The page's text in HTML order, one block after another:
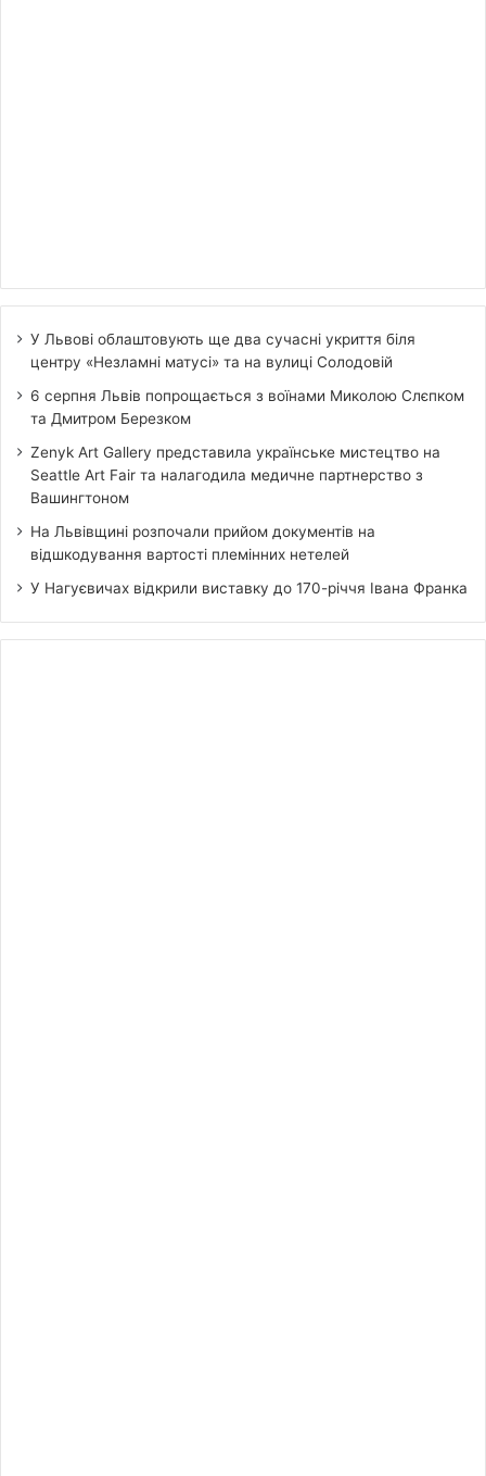
У Львові облаштовують ще два сучасні укриття біля
центру «Незламні матусі» та на вулиці Солодовій
6 серпня Львів попрощається з воїнами Миколою Слєпком
та Дмитром Березком
Zenyk Art Gallery представила українське мистецтво на
Seattle Art Fair та налагодила медичне партнерство з
Вашингтоном
На Львівщині розпочали прийом документів на
відшкодування вартості племінних нетелей
У Нагуєвичах відкрили виставку до 170-річчя Івана Франка